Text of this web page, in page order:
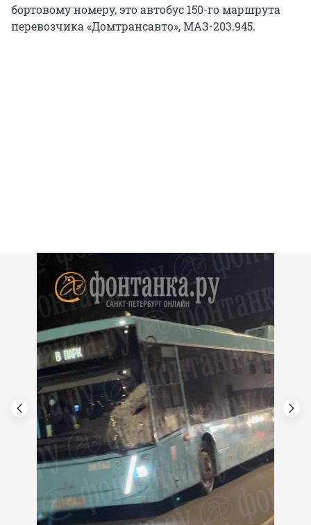
бортовому номеру, это автобус 150-го маршрута
перевозчика «Домтрансавто», МАЗ-203.945.